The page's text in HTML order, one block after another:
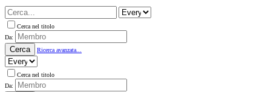
Cerca nel titolo
Da:
Cerca Ricerca avanzata...
Cerca nel titolo
Da: